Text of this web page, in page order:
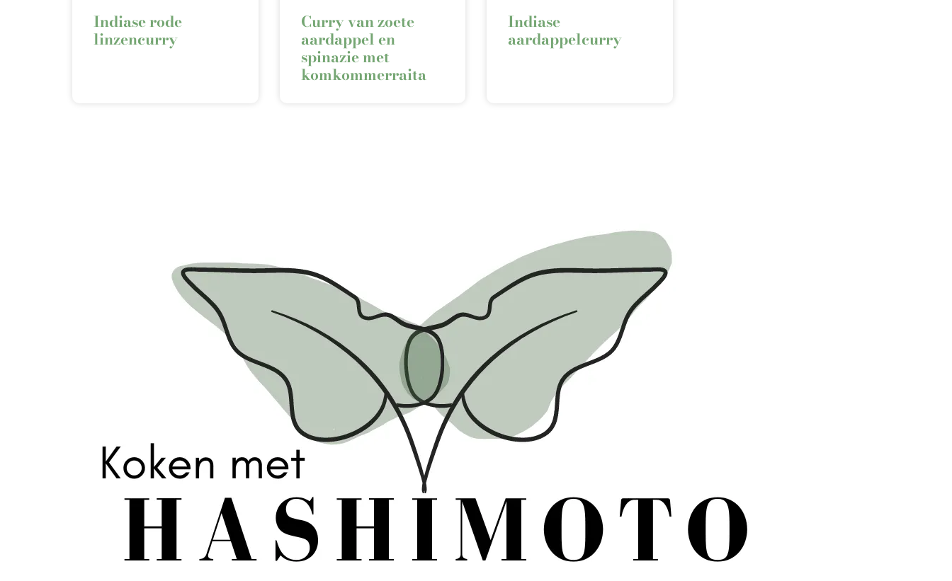
Indiase rode
linzencurry
Curry van zoete
aardappel en
spinazie met
komkommerraita
Indiase
aardappelcurry